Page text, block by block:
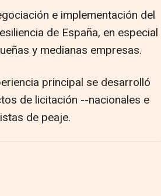
e implementación del
de España, en especial
y medianas empresas.
principal se desarrolló
de licitación --nacionales e
de peaje.